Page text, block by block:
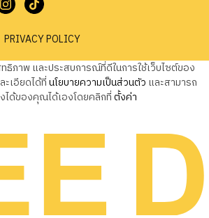
PRIVACY POLICY
ธิภาพ และประสบการณ์ที่ดีในการใช้เว็บไซต์ของ
เอียดได้ที่นโยบายความเป็นส่วนตัว และสามารถ
ได้ของคุณได้เองโดยคลิกที่ตั้งค่า